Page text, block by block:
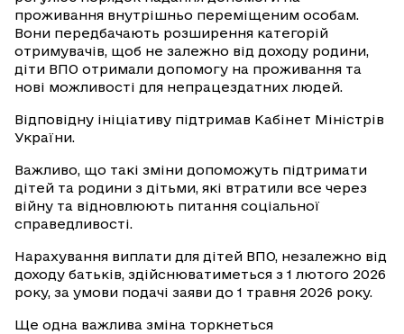
проживання внутрішньо переміщеним особам.
Вони передбачають розширення категорій
отримувачів, щоб не залежно від доходу родини,
діти ВПО отримали допомогу на проживання та
нові можливості для непрацездатних людей.
Відповідну ініціативу підтримав Кабінет Міністрів
України.
Важливо, що такі зміни допоможуть підтримати
дітей та родини з дітьми, які втратили все через
війну та відновлюють питання соціальної
справедливості.
Нарахування виплати для дітей ВПО, незалежно від
доходу батьків, здійснюватиметься з 1 лютого 2026
року, за умови подачі заяви до 1 травня 2026 року.
Ще одна важлива зміна торкнеться